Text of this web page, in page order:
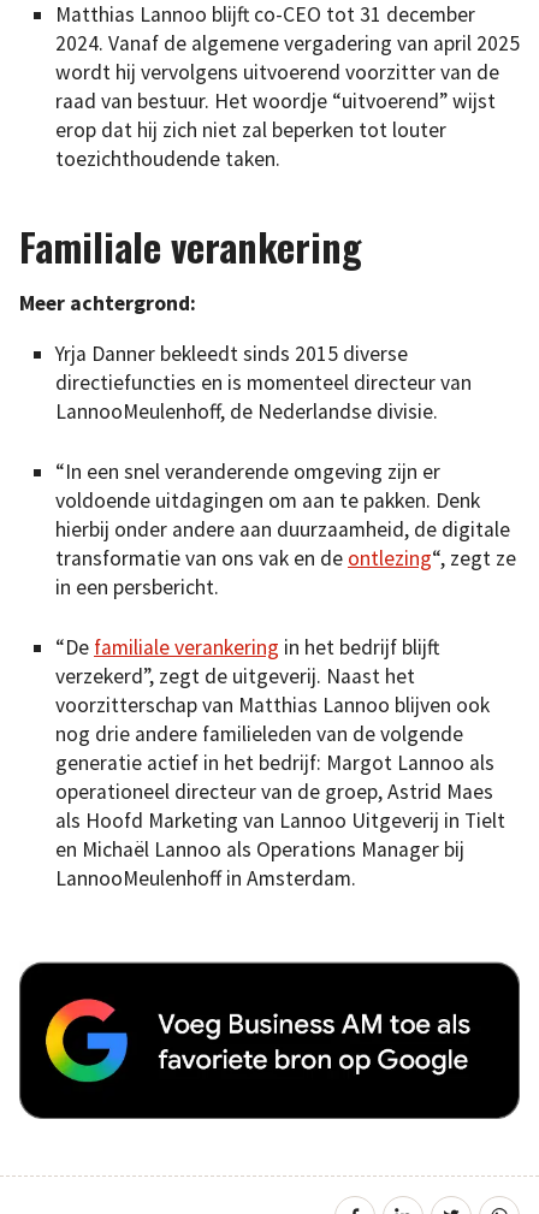
Matthias Lannoo blijft co-CEO tot 31 december
2024. Vanaf de algemene vergadering van april 2025
wordt hij vervolgens uitvoerend voorzitter van de
raad van bestuur. Het woordje “uitvoerend” wijst
erop dat hij zich niet zal beperken tot louter
toezichthoudende taken.
Familiale verankering
Meer achtergrond:
Yrja Danner bekleedt sinds 2015 diverse
directiefuncties en is momenteel directeur van
LannooMeulenhoff, de Nederlandse divisie.
“In een snel veranderende omgeving zijn er
voldoende uitdagingen om aan te pakken. Denk
hierbij onder andere aan duurzaamheid, de digitale
transformatie van ons vak en de ontlezing“, zegt ze
in een persbericht.
“De familiale verankering in het bedrijf blijft
verzekerd”, zegt de uitgeverij. Naast het
voorzitterschap van Matthias Lannoo blijven ook
nog drie andere familieleden van de volgende
generatie actief in het bedrijf: Margot Lannoo als
operationeel directeur van de groep, Astrid Maes
als Hoofd Marketing van Lannoo Uitgeverij in Tielt
en Michaël Lannoo als Operations Manager bij
LannooMeulenhoff in Amsterdam.